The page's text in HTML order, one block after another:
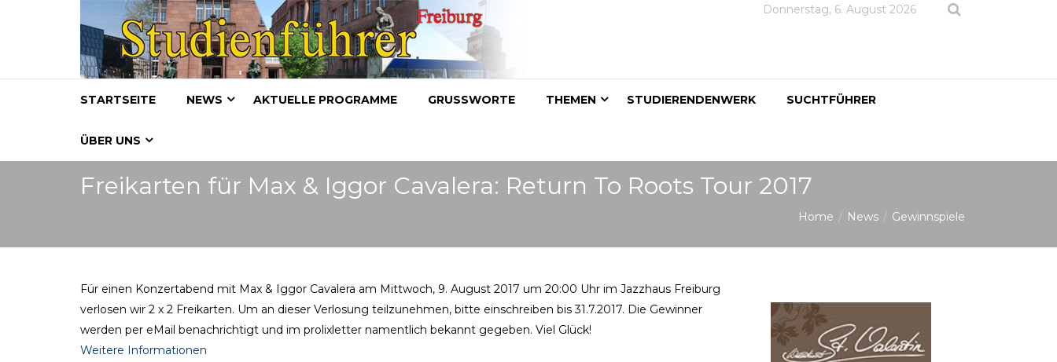
Donnerstag, 6. August 2026
STARTSEITE NEWS AKTUELLE PROGRAMME GRUSSWORTE THEMEN STUDIERENDENWERK SUCHTFÜHRER
ÜBER UNS
Freikarten für Max & Iggor Cavalera: Return To Roots Tour 2017
Home News Gewinnspiele
Für einen Konzertabend mit Max & Iggor Cavalera am Mittwoch, 9. August 2017 um 20:00 Uhr im Jazzhaus Freiburg
verlosen wir 2 x 2 Freikarten. Um an dieser Verlosung teilzunehmen, bitte einschreiben bis 31.7.2017. Die Gewinner
werden per eMail benachrichtigt und im prolixletter namentlich bekannt gegeben. Viel Glück!
Weitere Informationen